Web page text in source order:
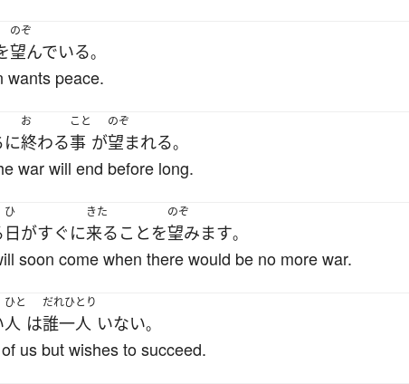
のぞ
望んでいる。
wants peace.
お
終わる
こと
事 が
のぞ
望まれる。
war will end before long.
ひ
日がすぐに
きた
来る ことを
のぞ
望みます。
soon come when there would be no more war.
ひと
人 は
だれひとり
誰一人 いない。
us but wishes to succeed.